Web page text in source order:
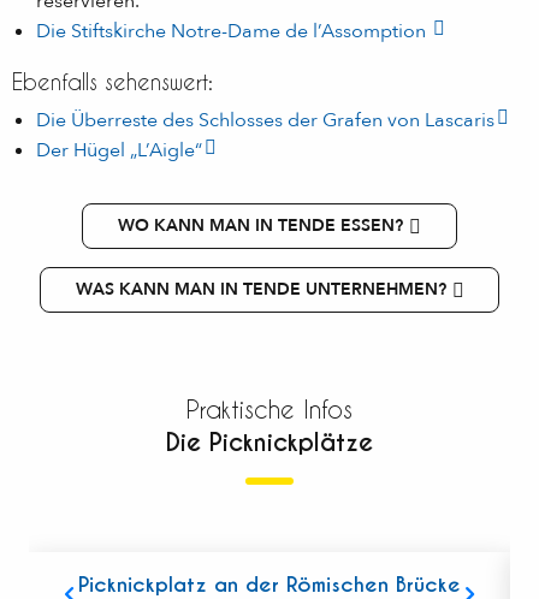
Die Stiftskirche Notre-Dame de l’Assomption
Ebenfalls sehenswert:
Die Überreste des Schlosses der Grafen von Lascaris
Der Hügel „L’Aigle“
WO KANN MAN IN TENDE ESSEN?
WAS KANN MAN IN TENDE UNTERNEHMEN?
Praktische Infos
Die Picknickplätze
Picknickplatz an der Römischen Brücke